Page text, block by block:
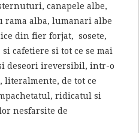
canapele albe,
alba, lumanari albe
din fier forjat, sosete,
cafetiere si tot ce se mai
deseori ireversibil, intr-o
literalmente, de tot ce
ridicatul si
nesfarsite de